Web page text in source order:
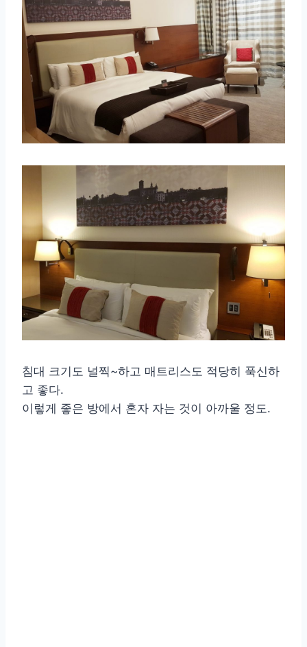
침대 크기도 널찍~하고 매트리스도 적당히 푹신하
고 좋다.
이렇게 좋은 방에서 혼자 자는 것이 아까울 정도.